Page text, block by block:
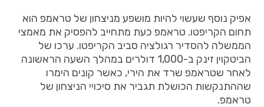
אפיק נוסף שעשוי להיות מושפע מניצחון של טראמפ הוא
תחום הקריפטו. טראמפ כעת מתחייב להפסיק את מאמצי
הממשלה להסדיר רגולציה סביב הקריפטו. ערכו של
הביטקוין זינק ב-1,000 דולרים במהלך השעה הראשונה
לאחר שטראמפ שרד את הירי, כאשר קונים הימרו
שההתנקשות הכושלת תגביר את סיכויי הניצחון של
טראמפ.